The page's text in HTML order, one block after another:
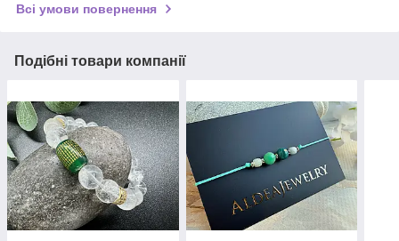
Всі умови повернення
Подібні товари компанії